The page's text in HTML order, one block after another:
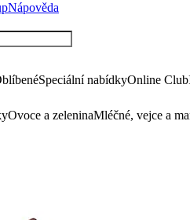
Nápověda
Speciální nabídkyOnline Club
Ovoce a zeleninaMléčné, vejce a